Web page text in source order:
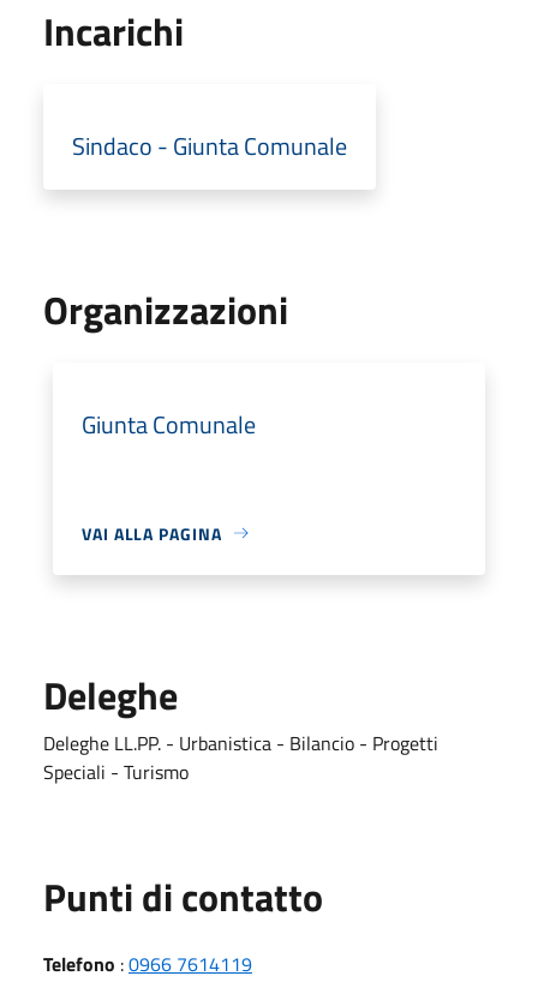
Incarichi
Sindaco - Giunta Comunale
Organizzazioni
Giunta Comunale
VAI ALLA PAGINA
Deleghe
Deleghe LL.PP. - Urbanistica - Bilancio - Progetti
Speciali - Turismo
Punti di contatto
Telefono :0966 7614119